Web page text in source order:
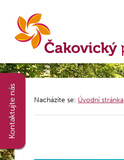
Nacházíte se: Úvodní stránka